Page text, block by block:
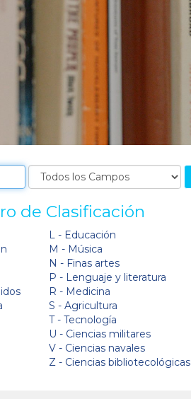
de Clasificación
L - Educación
M - Música
N - Finas artes
P - Lenguaje y literatura
R - Medicina
S - Agricultura
T - Tecnología
U - Ciencias militares
V - Ciencias navales
Z - Ciencias bibliotecológicas